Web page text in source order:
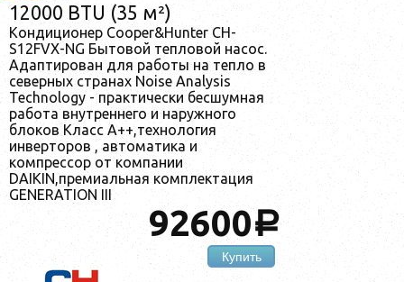
12000 BTU (35 м²)
Кондиционер Cooper&Hunter CH-
S12FVX-NG Бытовой тепловой насос.
Адаптирован для работы на тепло в
северных странах Noise Analysis
Technology - практически бесшумная
работа внутреннего и наружного
блоков Класс А++,технология
инверторов , автоматика и
компрессор от компании
DAIKIN,премиальная комплектация
GENERATION III
92600a
Купить